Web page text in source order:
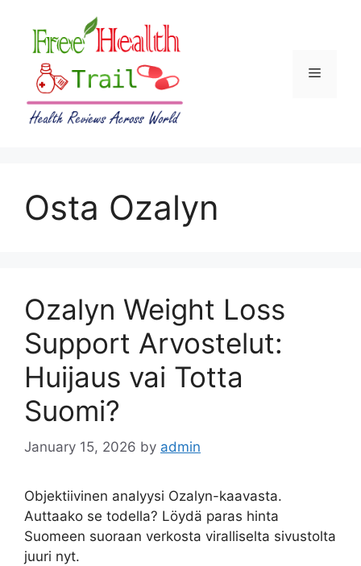
content
Menu
Osta Ozalyn
Ozalyn Weight Loss
Support Arvostelut:
Huijaus vai Totta
Suomi?
January 15, 2026 by admin
Objektiivinen analyysi Ozalyn-kaavasta.
Auttaako se todella? Löydä paras hinta
Suomeen suoraan verkosta viralliselta sivustolta
juuri nyt.